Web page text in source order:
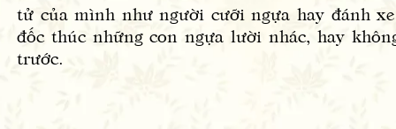
tử của mình như người cưỡi ngựa hay đánh
đốc thúc những con ngựa lười nhác, hay
trước.